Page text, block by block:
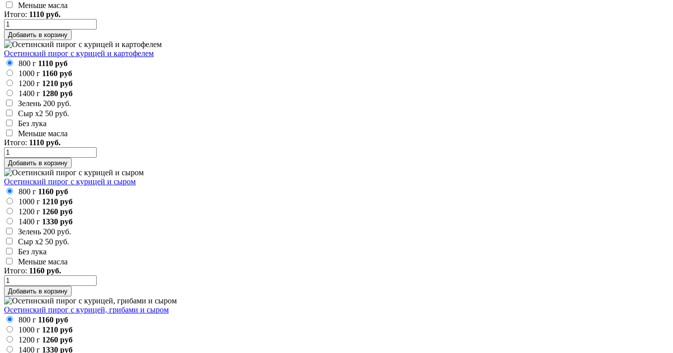
Меньше масла
Итого: 1110 руб.
Добавить в корзину
Осетинский пирог с курицей и картофелем
800 г 1110 руб
1000 г 1160 руб
1200 г 1210 руб
1400 г 1280 руб
Зелень 200 руб.
Сыр х2 50 руб.
Без лука
Меньше масла
Итого: 1110 руб.
Добавить в корзину
Осетинский пирог с курицей и сыром
800 г 1160 руб
1000 г 1210 руб
1200 г 1260 руб
1400 г 1330 руб
Зелень 200 руб.
Сыр х2 50 руб.
Без лука
Меньше масла
Итого: 1160 руб.
Добавить в корзину
Осетинский пирог с курицей, грибами и сыром
800 г 1160 руб
1000 г 1210 руб
1200 г 1260 руб
1400 г 1330 руб